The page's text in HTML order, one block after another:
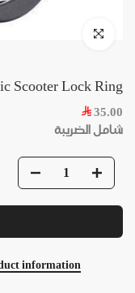
Click to enlarge
Scooter Lock Ring
35.00
شامل الضريبة
information